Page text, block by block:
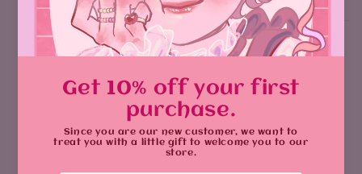
Customer Reviews
5.00 out of 5
Based on 2 reviews